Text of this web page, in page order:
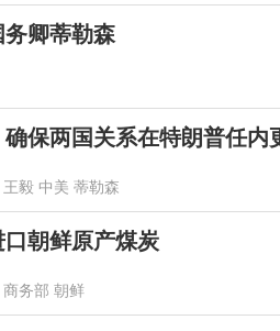
卿蒂勒森
保两国关系在特朗普任内
王毅 中美 蒂勒森
朝鲜原产煤炭
商务部 朝鲜